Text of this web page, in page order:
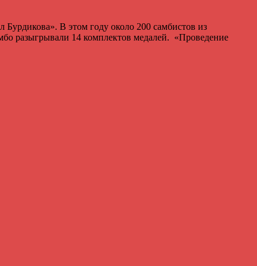
В этом году около 200 самбистов из
разыгрывали 14 комплектов медалей. «Проведение